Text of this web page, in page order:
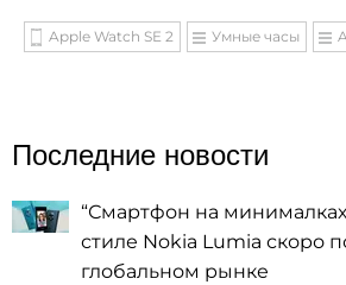
Apple Watch SE 2 Умные часы
Последние новости
“Смартфон на
стиле Nokia Lumia скоро
глобальном рынке